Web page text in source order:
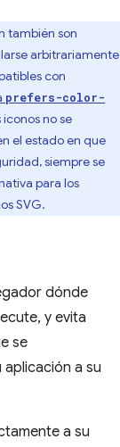
también son
arbitrariamente
con
prefers-color-
no se
el estado en que
siempre se
para los
SVG.
dónde
y evita
se
a su
a su